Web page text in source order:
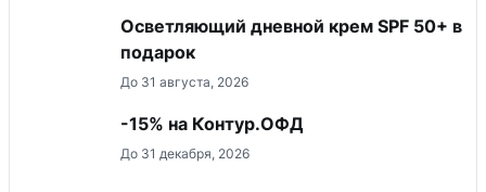
Осветляющий дневной крем SPF 50+ в
подарок
До 31 августа, 2026
-15% на Контур.ОФД
До 31 декабря, 2026